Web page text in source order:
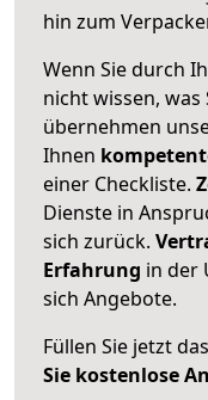
hin zum
Wenn Sie durch
nicht wissen,
übernehmen
Ihnen
einer Checkliste.
Dienste in
sich zurück.
Erfahrung in der
sich Angebote.
Füllen Sie jetzt
Sie kostenlose